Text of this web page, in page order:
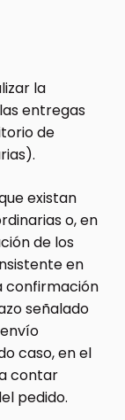
la
entregas
de
existan
o, en
de los
en
confirmación
señalado
caso, en el
contar
pedido.